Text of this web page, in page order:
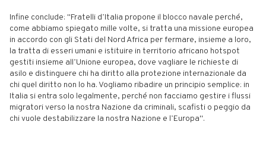
Infine conclude: "Fratelli d’Italia propone il blocco navale perché,
come abbiamo spiegato mille volte, si tratta una missione europea
in accordo con gli Stati del Nord Africa per fermare, insieme a loro,
la tratta di esseri umani e istituire in territorio africano hotspot
gestiti insieme all’Unione europea, dove vagliare le richieste di
asilo e distinguere chi ha diritto alla protezione internazionale da
chi quel diritto non lo ha. Vogliamo ribadire un principio semplice: in
Italia si entra solo legalmente, perché non facciamo gestire i flussi
migratori verso la nostra Nazione da criminali, scafisti o peggio da
chi vuole destabilizzare la nostra Nazione e l’Europa".